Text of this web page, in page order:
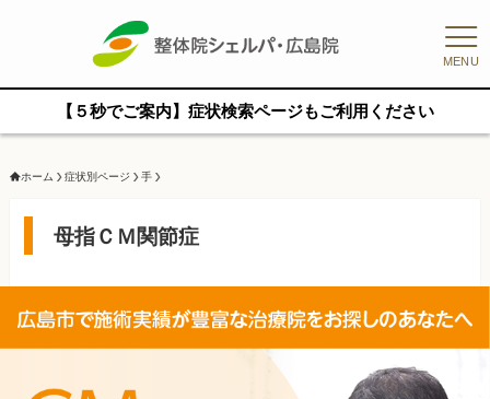
MENU
【５秒でご案内】症状検索ページもご利用ください
ホーム 症状別ページ 手
母指ＣＭ関節症